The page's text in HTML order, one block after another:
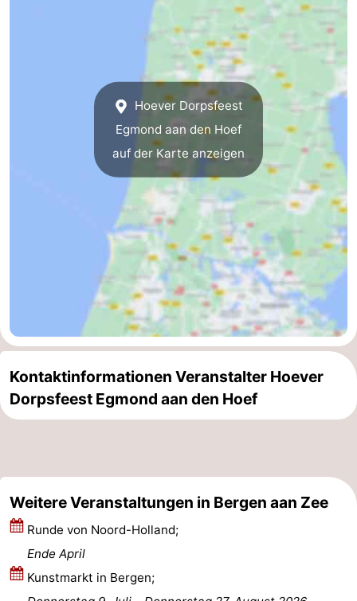
Zee
Noordhollands
duinreservaat
Wijk
aan
Zee
-
Natur
Zuid-
-
Amsterdam
-
-
Leiden
Bollenstreek
Hoever Dorpsfeest
Egmond aan den Hoef
auf der Karte anzeigen
Kontaktinformationen Veranstalter Hoever
Dorpsfeest Egmond aan den Hoef
Weitere Veranstaltungen in Bergen aan Zee
Runde von Noord-Holland;
Ende April
Kunstmarkt in Bergen;